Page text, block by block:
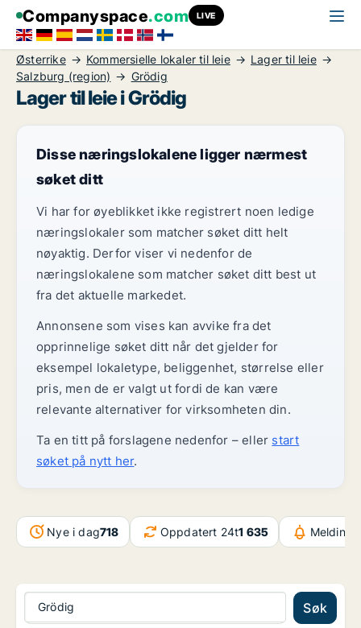
Companyspace.com LIVE
Østerrike Kommersielle lokaler til leie
Lager til leie
Salzburg (region)
Grödig
Lager til leie i Grödig
Disse næringslokalene ligger nærmest
søket ditt
Vi har for øyeblikket ikke registrert noen ledige
næringslokaler som matcher søket ditt helt
nøyaktig. Derfor viser vi nedenfor de
næringslokalene som matcher søket ditt best ut
fra det aktuelle markedet.
Annonsene som vises kan avvike fra det
opprinnelige søket ditt når det gjelder for
eksempel lokaletype, beliggenhet, størrelse eller
pris, men de er valgt ut fordi de kan være
relevante alternativer for virksomheten din.
Ta en titt på forslagene nedenfor – eller start
søket på nytt her.
Nye i dag718 Oppdatert 24t1 635
Grödig Søk